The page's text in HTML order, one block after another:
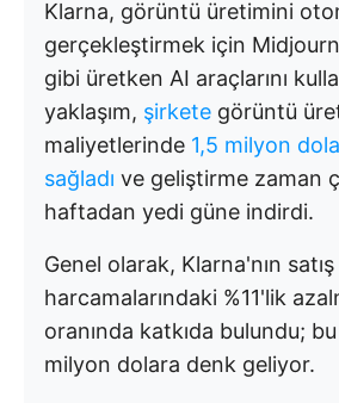
Klarna, görüntü üretimini
gerçekleştirmek için
gibi üretken AI araçlarını
yaklaşım, şirkete görüntü
maliyetlerinde 1,5 milyon
sağladı ve geliştirme zaman
haftadan yedi güne indirdi.
Genel olarak, Klarna'nın
harcamalarındaki %11'lik
oranında katkıda bulundu; bu
milyon dolara denk geliyor.